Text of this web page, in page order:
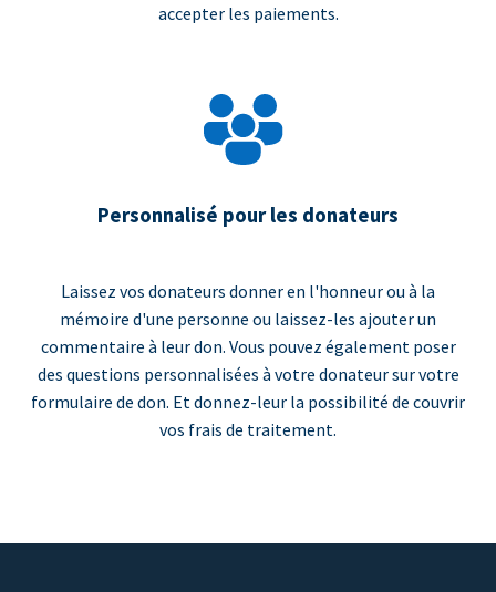
accepter les paiements.
Personnalisé pour les donateurs
Laissez vos donateurs donner en l'honneur ou à la
mémoire d'une personne ou laissez-les ajouter un
commentaire à leur don. Vous pouvez également poser
des questions personnalisées à votre donateur sur votre
formulaire de don. Et donnez-leur la possibilité de couvrir
vos frais de traitement.